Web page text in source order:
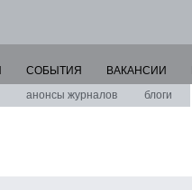
анонсы журналов блоги
СОБЫТИЯ ВАКАНСИИ